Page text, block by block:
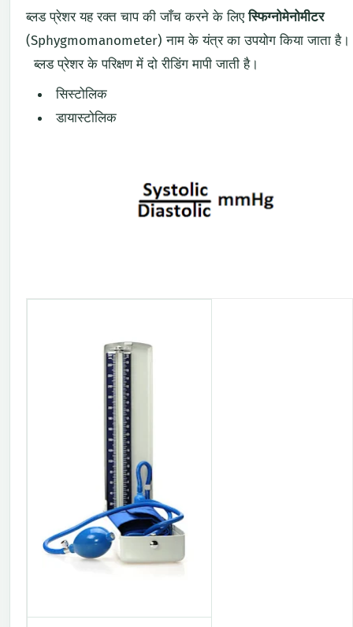
ब्लड प्रेशर यह रक्त चाप की जाँच करने के लिएस्फिग्नोमेनोमीटर
(Sphygmomanometer) नाम के यंत्र का उपयोग किया जाता है।
ब्लड प्रेशर के परिक्षण में दो रीडिंग मापी जाती है।
सिस्टोलिक
डायास्टोलिक